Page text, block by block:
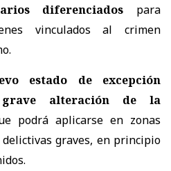
diferenciados para
vinculados al crimen
estado de excepción
alteración de la
podrá aplicarse en zonas
graves, en principio